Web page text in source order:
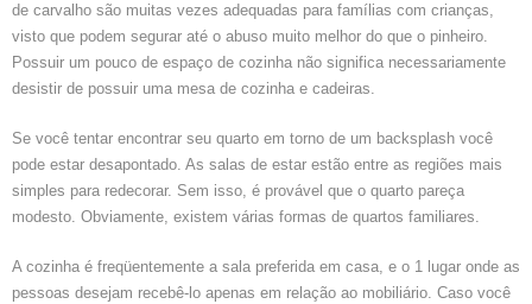
de carvalho são muitas vezes adequadas para famílias com crianças,
visto que podem segurar até o abuso muito melhor do que o pinheiro.
Possuir um pouco de espaço de cozinha não significa necessariamente
desistir de possuir uma mesa de cozinha e cadeiras.
Se você tentar encontrar seu quarto em torno de um backsplash você
pode estar desapontado. As salas de estar estão entre as regiões mais
simples para redecorar. Sem isso, é provável que o quarto pareça
modesto. Obviamente, existem várias formas de quartos familiares.
A cozinha é freqüentemente a sala preferida em casa, e o 1 lugar onde as
pessoas desejam recebê-lo apenas em relação ao mobiliário. Caso você